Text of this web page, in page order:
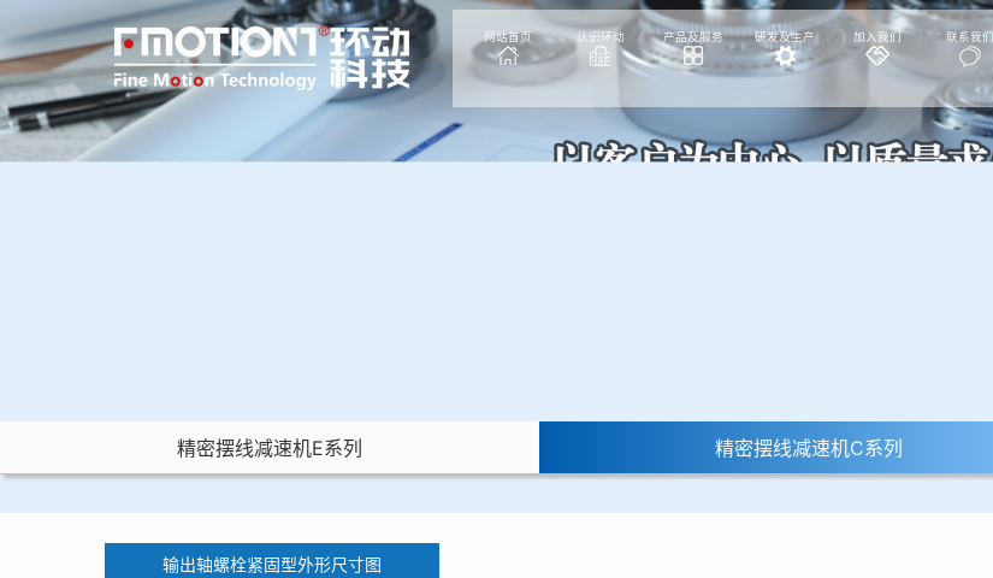
网站首页 认识环动 产品及服务 研发及生产 加入我们 联系我们
精密摆线减速机E系列 精密摆线减速机C系列
输出轴螺栓紧固型外形尺寸图